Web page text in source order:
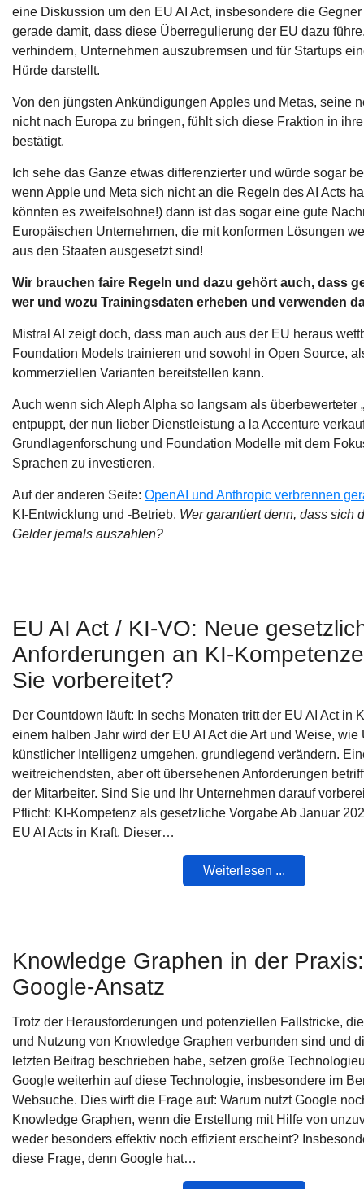
eine Diskussion um den EU AI Act, insbesondere die
gerade damit, dass diese Überregulierung der EU dazu
verhindern, Unternehmen auszubremsen und für Startups
Hürde darstellt.
Von den jüngsten Ankündigungen Apples und Metas, seine
nicht nach Europa zu bringen, fühlt sich diese Fraktion in
bestätigt.
Ich sehe das Ganze etwas differenzierter und würde sogar
wenn Apple und Meta sich nicht an die Regeln des AI Acts
könnten es zweifelsohne!) dann ist das sogar eine gute
Europäischen Unternehmen, die mit konformen Lösungen
aus den Staaten ausgesetzt sind!
Wir brauchen faire Regeln und dazu gehört auch, dass
wer und wozu Trainingsdaten erheben und verwenden
Mistral AI zeigt doch, dass man auch aus der EU heraus
Foundation Models trainieren und sowohl in Open Source,
kommerziellen Varianten bereitstellen kann.
Auch wenn sich Aleph Alpha so langsam als überbewerteter
entpuppt, der nun lieber Dienstleistung a la Accenture
Grundlagenforschung und Foundation Modelle mit dem
Sprachen zu investieren.
Auf der anderen Seite: OpenAI und Anthropic verbrennen
KI-Entwicklung und -Betrieb. Wer garantiert denn, dass sich
Gelder jemals auszahlen?
EU AI Act / KI-VO: Neue
Anforderungen an KI-
Sie vorbereitet?
Der Countdown läuft: In sechs Monaten tritt der EU AI Act in
einem halben Jahr wird der EU AI Act die Art und Weise, wie
künstlicher Intelligenz umgehen, grundlegend verändern.
weitreichendsten, aber oft übersehenen Anforderungen
der Mitarbeiter. Sind Sie und Ihr Unternehmen darauf
Pflicht: KI-Kompetenz als gesetzliche Vorgabe Ab Januar
EU AI Acts in Kraft. Dieser…
Weiterlesen ...
Knowledge Graphen in der
Google-Ansatz
Trotz der Herausforderungen und potenziellen Fallstricke,
und Nutzung von Knowledge Graphen verbunden sind und
letzten Beitrag beschrieben habe, setzen große
Google weiterhin auf diese Technologie, insbesondere im
Websuche. Dies wirft die Frage auf: Warum nutzt Google
Knowledge Graphen, wenn die Erstellung mit Hilfe von
weder besonders effektiv noch effizient erscheint?
diese Frage, denn Google hat…